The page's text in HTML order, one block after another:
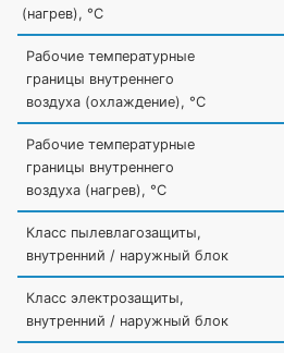
(нагрев), °C
Рабочие температурные
границы внутреннего
воздуха (охлаждение), °C
Рабочие температурные
границы внутреннего
воздуха (нагрев), °C
Класс пылевлагозащиты,
внутренний / наружный блок
Класс электрозащиты,
внутренний / наружный блок